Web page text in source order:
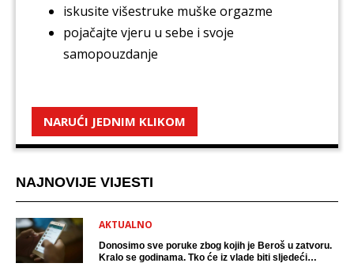
iskusite višestruke muške orgazme
pojačajte vjeru u sebe i svoje
samopouzdanje
NARUĆI JEDNIM KLIKOM
NAJNOVIJE VIJESTI
AKTUALNO
Donosimo sve poruke zbog kojih je Beroš u zatvoru.
Kralo se godinama. Tko će iz vlade biti sljedeći